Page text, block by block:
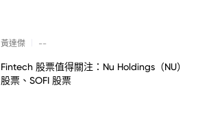
黃達傑 --
Fintech 股票值得關注：Nu Holdings（NU）
股票、SOFI 股票